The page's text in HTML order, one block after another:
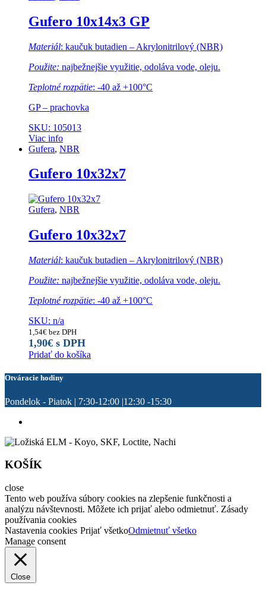
Gufero 10x14x3 GP
Materiál: kaučuk butadien – Akrylonitrilový (NBR)
Použite: najbežnejšie využitie, odoláva vode, oleju.
Teplotné rozpätie: -40 až +100°C
GP – prachovka
SKU: 105013
Viac info
Gufera, NBR
Gufero 10x32x7
Gufera, NBR
Gufero 10x32x7
Materiál: kaučuk butadien – Akrylonitrilový (NBR)
Použite: najbežnejšie využitie, odoláva vode, oleju.
Teplotné rozpätie: -40 až +100°C
SKU: n/a
1,54€ bez DPH
1,90€ s DPH
Pridať do košíka
Otváracie hodiny
Pondelok - Piatok | 7:30-12:00 |12:30 -15:30
KOŠÍK
close
Tento web používa súbory cookies na zlepšenie funkčnosti a
analýzu návštevnosti. Môžete ich prijať alebo odmietnuť. Zásady
používania cookies
Nastavenia cookies Prijať všetkoOdmietnuť všetko
Manage consent
Close